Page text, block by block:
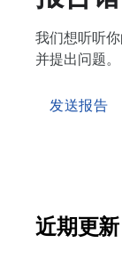
我们想听听
并提出问题。
发送报告
近期更新